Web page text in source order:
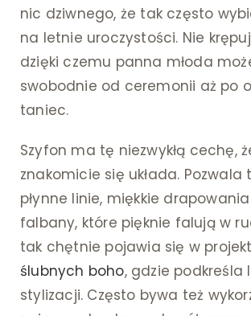
nic dziwnego, że tak często
na letnie uroczystości. Nie
dzięki czemu panna młoda
swobodnie od ceremonii aż po
taniec.
Szyfon ma tę niezwykłą cechę,
znakomicie się układa. Pozwala
płynne linie, miękkie
falbany, które pięknie falują w
tak chętnie pojawia się w
ślubnych boho, gdzie podkreśla
stylizacji. Często bywa też